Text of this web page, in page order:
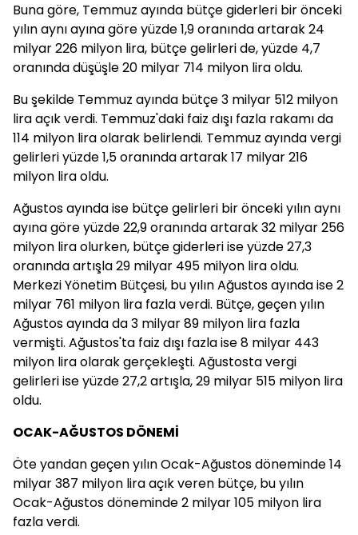
Buna göre, Temmuz ayında bütçe giderleri bir önceki
yılın aynı ayına göre yüzde 1,9 oranında artarak 24
milyar 226 milyon lira, bütçe gelirleri de, yüzde 4,7
oranında düşüşle 20 milyar 714 milyon lira oldu.
Bu şekilde Temmuz ayında bütçe 3 milyar 512 milyon
lira açık verdi. Temmuz'daki faiz dışı fazla rakamı da
114 milyon lira olarak belirlendi. Temmuz ayında vergi
gelirleri yüzde 1,5 oranında artarak 17 milyar 216
milyon lira oldu.
Ağustos ayında ise bütçe gelirleri bir önceki yılın aynı
ayına göre yüzde 22,9 oranında artarak 32 milyar 256
milyon lira olurken, bütçe giderleri ise yüzde 27,3
oranında artışla 29 milyar 495 milyon lira oldu.
Merkezi Yönetim Bütçesi, bu yılın Ağustos ayında ise 2
milyar 761 milyon lira fazla verdi. Bütçe, geçen yılın
Ağustos ayında da 3 milyar 89 milyon lira fazla
vermişti. Ağustos'ta faiz dışı fazla ise 8 milyar 443
milyon lira olarak gerçekleşti. Ağustosta vergi
gelirleri ise yüzde 27,2 artışla, 29 milyar 515 milyon lira
oldu.
OCAK-AĞUSTOS DÖNEMİ
Öte yandan geçen yılın Ocak-Ağustos döneminde 14
milyar 387 milyon lira açık veren bütçe, bu yılın
Ocak-Ağustos döneminde 2 milyar 105 milyon lira
fazla verdi.